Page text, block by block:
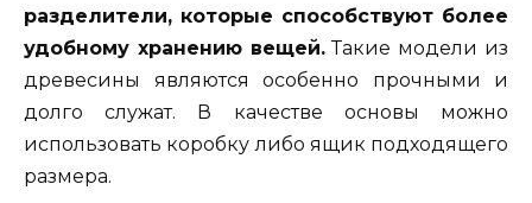
разделители, которые способствуют более
удобному хранению вещей.Такие модели из
древесины являются особенно прочными и
долго служат. В качестве основы можно
использовать коробку либо ящик подходящего
размера.